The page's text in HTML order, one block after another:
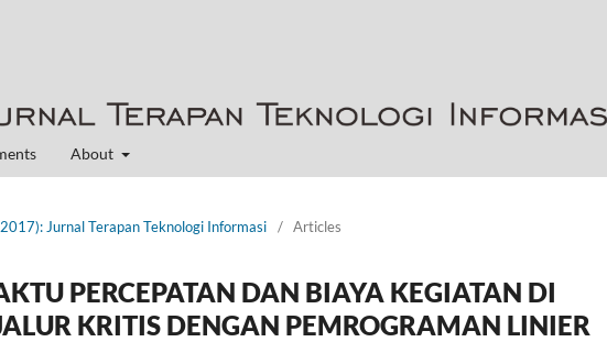
About
Jurnal Terapan Teknologi Informasi / Articles
PERCEPATAN DAN BIAYA KEGIATAN DI
KRITIS DENGAN PEMROGRAMAN LINIER